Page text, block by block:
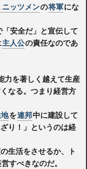
ニッツメンの将軍にな
「安全だ」と宣伝して
主人公の責任なのであ
力を著しく越えて生産
なる。つまり経営方
を連邦中に建設して
り！」というのは経
生活をさせるか、ト
すべきなのだ。